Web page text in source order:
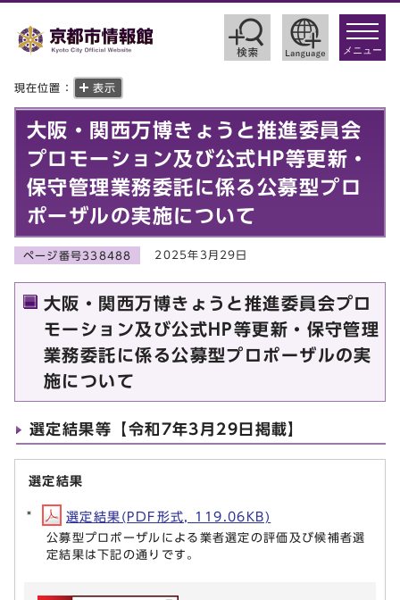
toggle
メニュー
現在位置： 表示
大阪・関西万博きょうと推進委員会
プロモーション及び公式HP等更新・
保守管理業務委託に係る公募型プロ
ポーザルの実施について
ページ番号338488 2025年3月29日
大阪・関西万博きょうと推進委員会プロ
モーション及び公式HP等更新・保守管理
業務委託に係る公募型プロポーザルの実
施について
選定結果等【令和7年3月29日掲載】
選定結果
選定結果(PDF形式, 119.06KB)
公募型プロポーザルによる業者選定の評価及び候補者選
定結果は下記の通りです。